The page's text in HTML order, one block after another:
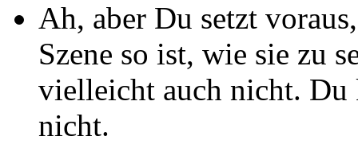
Ah, aber Du setzt
Szene so ist, wie sie zu
vielleicht auch nicht. Du
nicht.